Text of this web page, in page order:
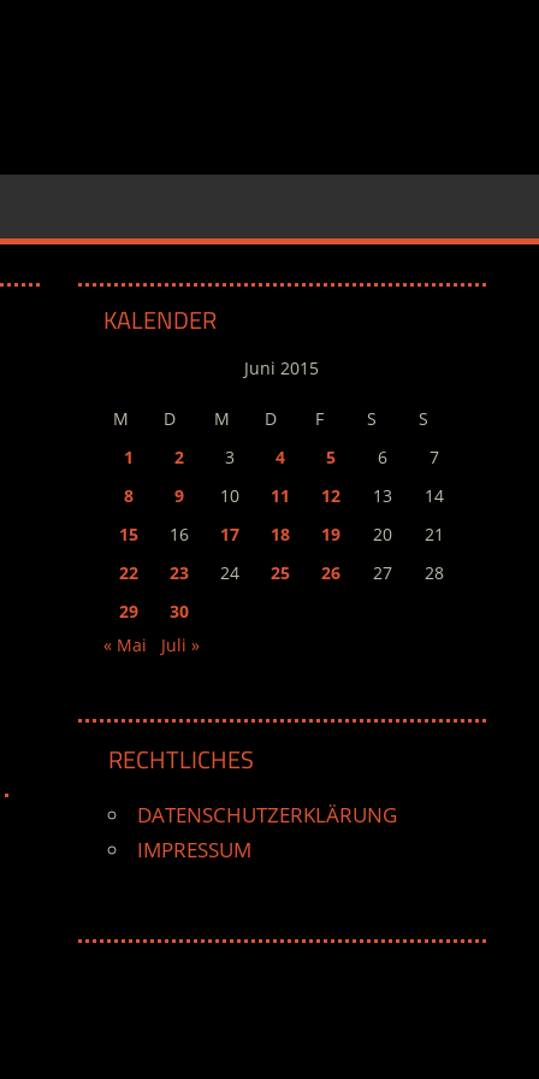
KALENDER
Juni 2015
M D M D F S
S
1
2 3 4 5 6
7
8
9 10 11 12 13
14
15
16 17 18 19 20
21
22
23 24 25 26 27
28
29
30
« Mai
Juli »
RECHTLICHES
DATENSCHUTZERKLÄRUNG
IMPRESSUM